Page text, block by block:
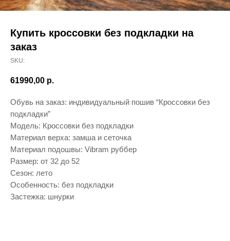
Купить кроссовки без подкладки на
заказ
SKU:
61990,00 р.
Обувь на заказ: индивидуальный пошив “Кроссовки без
подкладки”
Модель: Кроссовки без подкладки
Материал верха: замша и сеточка
Материал подошвы: Vibram руббер
Размер: от 32 до 52
Сезон: лето
Особенность: без подкладки
Застежка: шнурки